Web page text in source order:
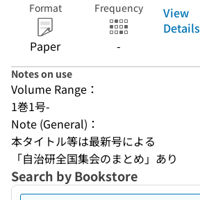
Format
Paper
Frequency
-
View
Details
Notes on use
Volume Range：
1巻1号-
Note (General)：
本タイトル等は最新号による
「自治研全国集会のまとめ」あり
Search by Bookstore